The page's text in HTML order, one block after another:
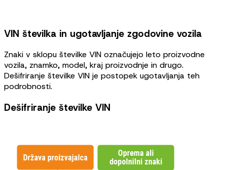
VIN številka in ugotavljanje zgodovine vozila
Znaki v sklopu številke VIN označujejo leto proizvodne
vozila, znamko, model, kraj proizvodnje in drugo.
Dešifriranje številke VIN je postopek ugotavljanja teh
podrobnosti.
Dešifriranje številke VIN